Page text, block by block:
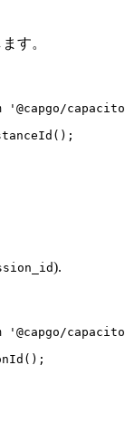
す。
'@capgo/
();
).
'@capgo/
();